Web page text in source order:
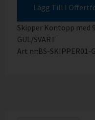
Lägg Till I
Skipper Kontopp med
GUL/SVART
Art nr:BS-SKIPPER01-